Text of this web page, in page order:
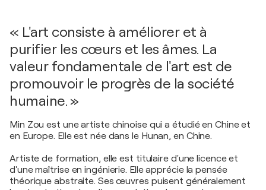
« L'art consiste à améliorer et à
purifier les cœurs et les âmes. La
valeur fondamentale de l'art est de
promouvoir le progrès de la société
humaine. »
Min Zou est une artiste chinoise qui a étudié en Chine et
en Europe. Elle est née dans le Hunan, en Chine.
Artiste de formation, elle est titulaire d'une licence et
d'une maîtrise en ingénierie. Elle apprécie la pensée
théorique abstraite. Ses œuvres puisent généralement